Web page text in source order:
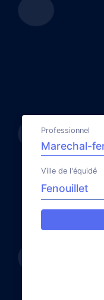
Professionnel
Ville de l'équidé